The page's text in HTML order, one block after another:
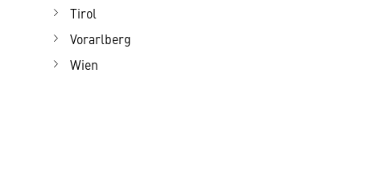
Tirol
Vorarlberg
Wien